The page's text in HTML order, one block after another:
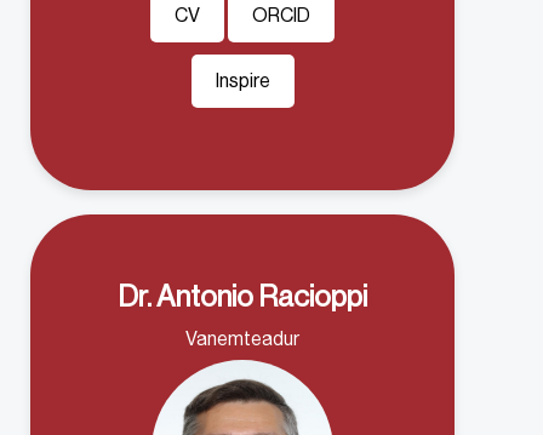
CV ORCID
Inspire
Dr. Antonio Racioppi
Vanemteadur